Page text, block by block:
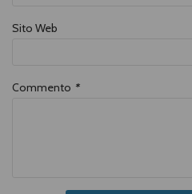
Sito Web
Commento *